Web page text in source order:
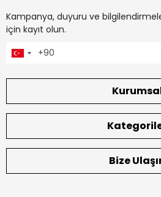
Kampanya, duyuru ve
için kayıt olun.
Bize